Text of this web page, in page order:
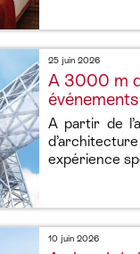
25 juin 2026
A 3000 m
A partir de
expérience
10 juin 2026